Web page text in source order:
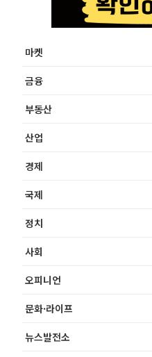
마켓
금융
부동산
산업
경제
국제
정치
사회
오피니언
문화·라이프
뉴스발전소